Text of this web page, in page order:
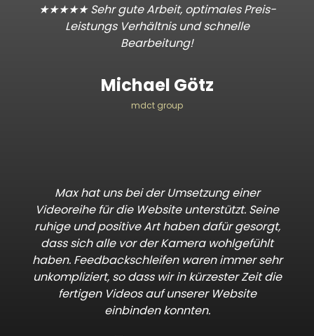
★★★★★ Sehr gute Arbeit, optimales Preis-
Leistungs Verhältnis und schnelle
Bearbeitung!
Michael Götz
mdct group
Max hat uns bei der Umsetzung einer
Videoreihe für die Website unterstützt. Seine
ruhige und positive Art haben dafür gesorgt,
dass sich alle vor der Kamera wohlgefühlt
haben. Feedbackschleifen waren immer sehr
unkompliziert, so dass wir in kürzester Zeit die
fertigen Videos auf unserer Website
einbinden konnten.